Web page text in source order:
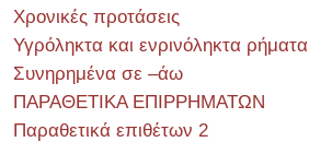
Χρονικές προτάσεις
Υγρόληκτα και ενρινόληκτα ρήματα
Συνηρημένα σε –άω
ΠΑΡΑΘΕΤΙΚΑ ΕΠΙΡΡΗΜΑΤΩΝ
Παραθετικά επιθέτων 2